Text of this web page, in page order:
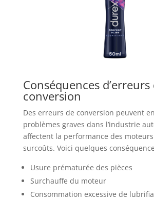
Conséquences d’erreurs
conversion
Des erreurs de conversion peuvent
problèmes graves dans l’industrie
affectent la performance des
surcoûts. Voici quelques
Usure prématurée des pièces
Surchauffe du moteur
Consommation excessive de